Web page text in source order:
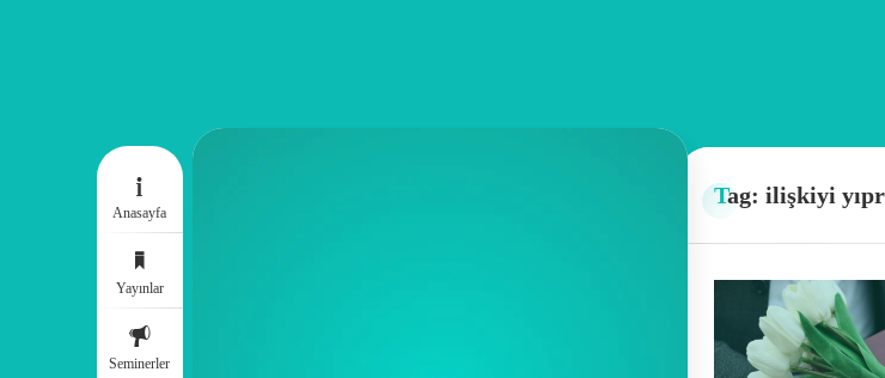
Anasayfa
Yayınlar
Seminerler
Tag: ilişkiyi